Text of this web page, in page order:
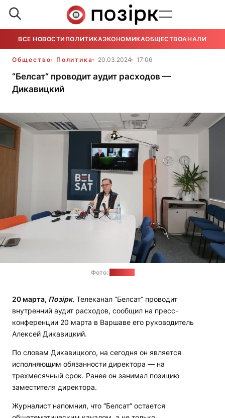
ВСЕ НОВОСТИ ПОЛИТИКАЭКОНОМИКАОБЩЕСТВОАНАЛИТИКА
Общество Политика 20.03.2024 17:06
“Белсат“ проводит аудит расходов —
Дикавицкий
Фото:
20 марта, Позірк. Телеканал “Белсат“ проводит
внутренний аудит расходов, сообщил на пресс-
конференции 20 марта в Варшаве его руководитель
Алексей Дикавицкий.
По словам Дикавицкого, на сегодня он является
исполняющим обязанности директора — на
трехмесячный срок. Ранее он занимал позицию
заместителя директора.
Журналист напомнил, что “Белсат“ остается